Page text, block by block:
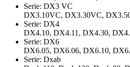
Serie: DX3 VC
DX3.10VC, DX3.30VC,
Serie: DX4
DX4.10, DX4.11, DX4.30,
Serie: DX6
DX6.05, DX6.06, DX6.10,
Serie: Dxab